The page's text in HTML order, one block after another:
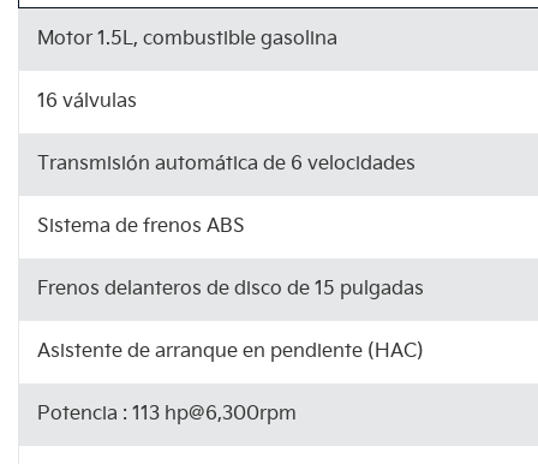
Motor 1.5L, combustible gasolina
16 válvulas
Transmisión automática de 6 velocidades
Sistema de frenos ABS
Frenos delanteros de disco de 15 pulgadas
Asistente de arranque en pendiente (HAC)
Potencia : 113 hp@6,300rpm